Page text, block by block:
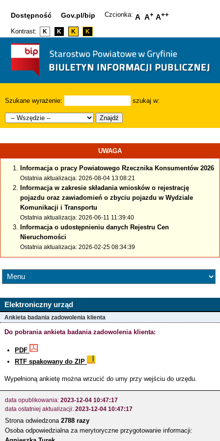
Dostępność Gov.pl/bip Czcionka: A A+ A++
Kontrast: K K K K
Szukane wyrażenie: szukaj w:
Znajdź
UWAGA
Informacja o pracy Powiatowego Rzecznika Konsumentów 2026
Ostatnia aktualizacja: 2026-08-04 13:08:21
Informacja w zakresie składania wniosków o rejestrację
pojazdu oraz zawiadomień o zbyciu pojazdu w Wydziale
Komunikacji i Transportu
Ostatnia aktualizacja: 2026-06-11 11:39:40
Informacja o udostępnieniu danych Rejestru Cen
Nieruchomości
Ostatnia aktualizacja: 2026-02-25 08:34:39
Elektroniczny urząd
Ankieta badania zadowolenia klienta
Do pobrania ankieta badania zadowolenia klienta:
PDF
RTF spakowany do ZIP
Wypełnioną ankietę można wrzucić do urny przy wejściu do urzędu.
data opublikowania: 2023-12-04 10:47:17
data ostatniej aktualizacji: 2023-12-04 10:47:17
Strona odwiedzona 2788 razy
Osoba odpowiedzialna za merytoryczne przygotowanie informacji: